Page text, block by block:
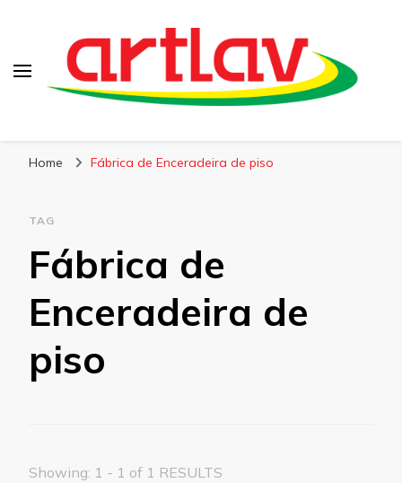
Home Fábrica de Enceradeira de piso
TAG
Fábrica de
Enceradeira de
piso
Showing: 1 - 1 of 1 RESULTS